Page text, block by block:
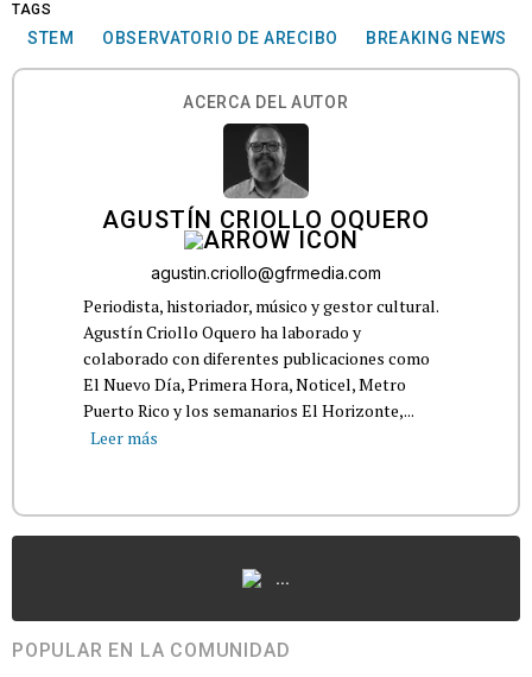
TAGS
STEM OBSERVATORIO DE ARECIBO BREAKING NEWS
ACERCA DEL AUTOR
AGUSTÍN CRIOLLO OQUERO
agustin.criollo@gfrmedia.com
Periodista, historiador, músico y gestor cultural.
Agustín Criollo Oquero ha laborado y
colaborado con diferentes publicaciones como
El Nuevo Día, Primera Hora, Noticel, Metro
Puerto Rico y los semanarios El Horizonte,...
Leer más
...
POPULAR EN LA COMUNIDAD